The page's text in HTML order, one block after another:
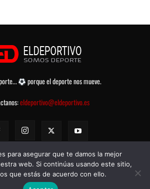
porque el deporte nos mueve.
eldeportivo@eldeportivo.es
- 2025 Todos los Derechos Reservados -
para asegurar que te damos la mejor
web. Si continúas usando este sitio,
que estás de acuerdo con ello.